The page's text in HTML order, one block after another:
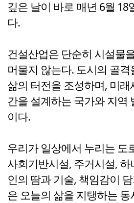
깊은 날이 바로 매년 6월 18
다.
건설산업은 단순히 시설물
머물지 않는다. 도시의 골
삶의 터전을 조성하며, 미
간을 설계하는 국가와 지역
이다.
우리가 일상에서 누리는 도
사회기반시설, 주거시설,
인의 땀과 기술, 책임감이
은 오늘의 삶을 지탱하는